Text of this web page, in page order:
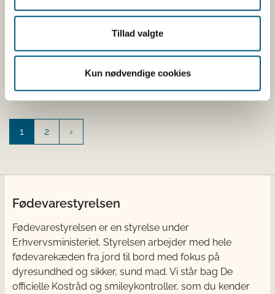
Tillad valgte
Kun nødvendige cookies
- vandindtag
Muslingeovervågning Vandindtag
Aktuelle åbne vandindtag til rensning, konditionering og
udsanding
1 2
Fødevarestyrelsen
Fødevarestyrelsen er en styrelse under
Erhvervsministeriet. Styrelsen arbejder med hele
fødevarekæden fra jord til bord med fokus på
dyresundhed og sikker, sund mad. Vi står bag De
officielle Kostråd og smileykontroller, som du kender